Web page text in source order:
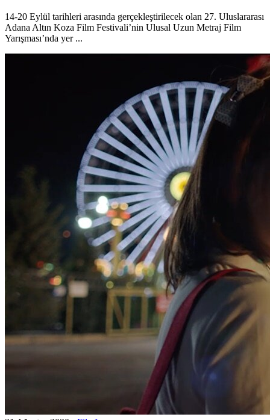
14-20 Eylül tarihleri arasında gerçekleştirilecek olan 27. Uluslararası
Adana Altın Koza Film Festivali’nin Ulusal Uzun Metraj Film
Yarışması’nda yer ...